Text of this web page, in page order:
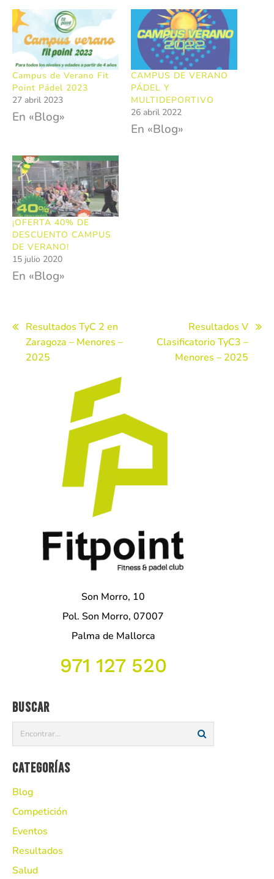
Campus de Verano Fit
Point Pádel 2023
27 abril 2023
En «Blog»
CAMPUS DE VERANO
PÁDEL Y
MULTIDEPORTIVO
26 abril 2022
En «Blog»
¡OFERTA 40% DE
DESCUENTO CAMPUS
DE VERANO!
15 julio 2020
En «Blog»
Navegación
de
Resultados TyC 2 en
Zaragoza – Menores –
2025
Resultados V
Clasificatorio TyC3 –
Menores – 2025
Son Morro, 10
Pol. Son Morro, 07007
Palma de Mallorca
971 127 520
Buscar
Categorías
Blog
Competición
Eventos
Resultados
Salud